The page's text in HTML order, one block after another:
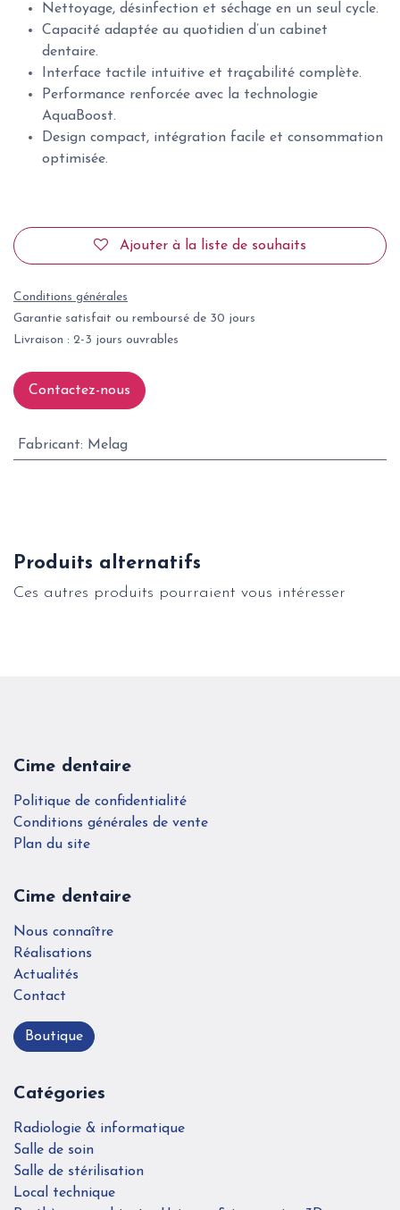
Nettoyage, désinfection et séchage en un seul cycle.
Capacité adaptée au quotidien d’un cabinet
dentaire.
Interface tactile intuitive et traçabilité complète.
Performance renforcée avec la technologie
AquaBoost.
Design compact, intégration facile et consommation
optimisée.
Ajouter à la liste de souhaits
Conditions générales
Garantie satisfait ou remboursé de 30 jours
Livraison : 2-3 jours ouvrables
Contactez-nous
Fabricant: Melag
Produits alternatifs
Ces autres produits pourraient vous intéresser
Cime dentaire
Politique de confidentialité
Conditions générales de vente
Plan du site
Cime dentaire
Nous connaître
Réalisations
Actualités
Contact
Boutique
Catégories
Radiologie & informatique
Salle de soin
Salle de stérilisation
Local technique